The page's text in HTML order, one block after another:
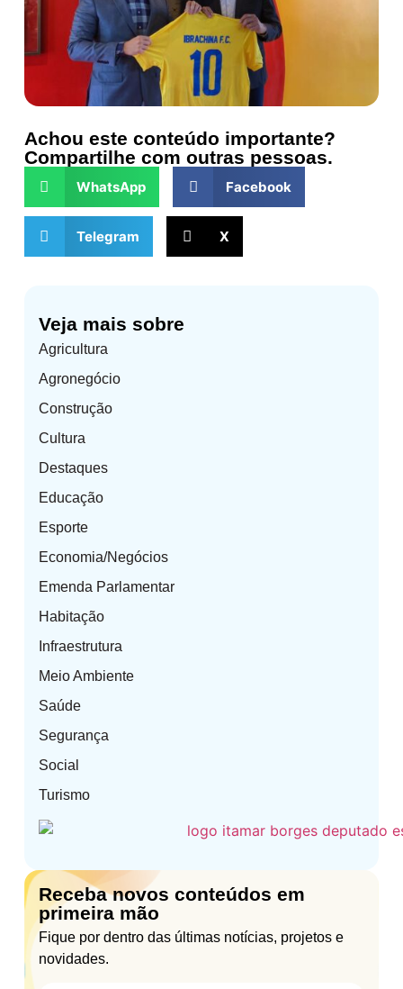
Veja mais sobre
Agricultura
Agronegócio
Construção
Cultura
Destaques
Educação
Esporte
Economia/Negócios
Emenda Parlamentar
Habitação
Infraestrutura
Meio Ambiente
Saúde
Segurança
Social
Turismo
Receba novos conteúdos em
primeira mão
Fique por dentro das últimas notícias, projetos e
novidades.
Achou este conteúdo importante?
Compartilhe com outras pessoas.
WhatsApp Facebook
Telegram X